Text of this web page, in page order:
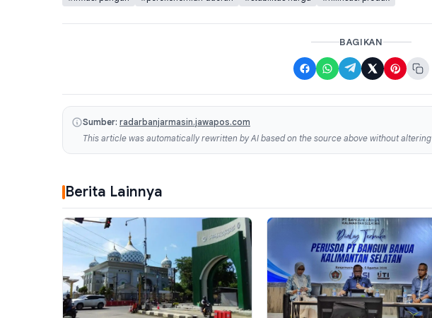
BAGIKAN
Sumber: radarbanjarmasin.jawapos.com
This article was automatically rewritten by AI based on the source above without
Berita Lainnya